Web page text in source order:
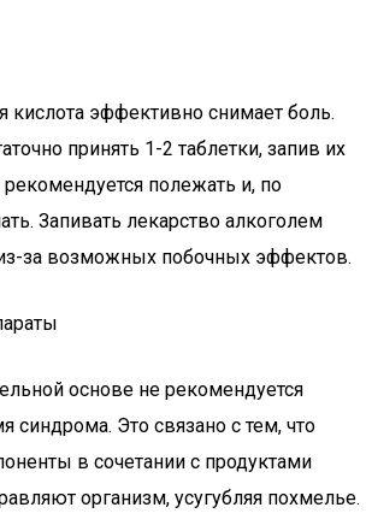
кислота эффективно снимает боль.
принять 1-2 таблетки, запив их
полежать и, по
Запивать лекарство алкоголем
за возможных побочных эффектов.
основе не рекомендуется
синдрома. Это связано с тем, что
в сочетании с продуктами
организм, усугубляя похмелье.